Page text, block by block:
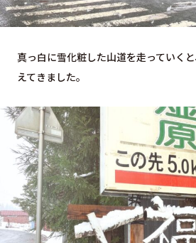
真っ白に雪化粧した山道を走っていく
えてきました。